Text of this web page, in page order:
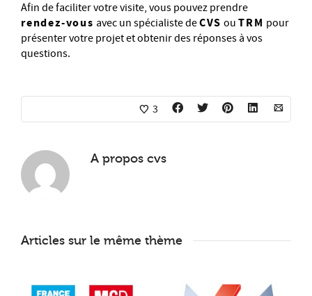
Afin de faciliter votre visite, vous pouvez prendre
rendez-vous avec un spécialiste deCVS ouTRM pour
présenter votre projet et obtenir des réponses à vos
questions.
3
A propos cvs
Articles sur le même thème